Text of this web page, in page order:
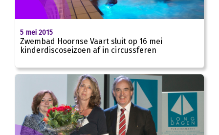
5 mei 2015
Zwembad Hoornse Vaart sluit op 16 mei
kinderdiscoseizoen af in circussferen